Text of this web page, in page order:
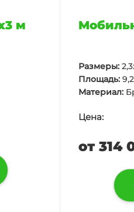
м
Размеры:
Площадь:
Материал:
Цена:
от 314